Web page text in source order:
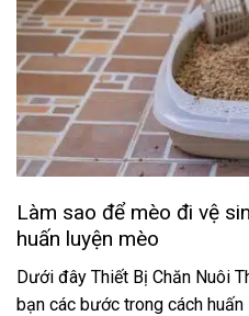
Làm sao để mèo đi vệ
huấn luyện mèo
Dưới đây Thiết Bị Chăn Nuôi
bạn các bước trong cách